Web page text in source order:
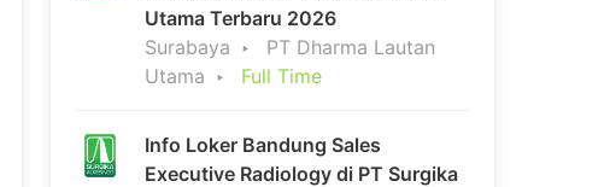
Utama Terbaru 2026
Surabaya
PT Dharma Lautan
Utama
Full Time
Info Loker Bandung Sales
Executive Radiology di PT Surgika